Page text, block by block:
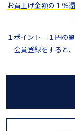
お買上げ金額の１％
１ポイント＝１円の
会員登録をすると